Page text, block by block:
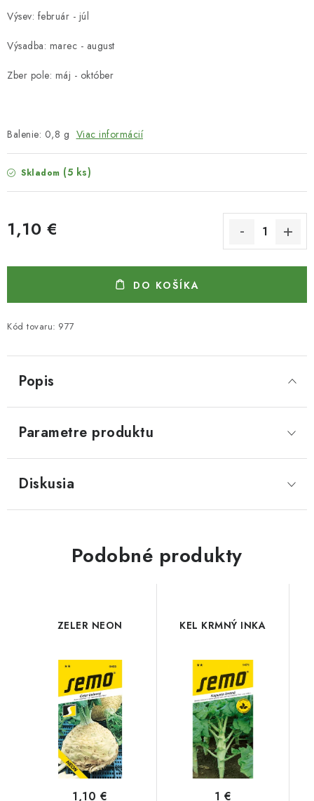
Výsev: február - júl
Výsadba: marec - august
Zber pole: máj - október
Balenie: 0,8 g Viac informácií
Skladom (5 ks)
1,10 €
DO KOŠÍKA
Kód tovaru: 977
Popis
Parametre produktu
Diskusia
Podobné produkty
ZELER NEON
1,10 €
KEL KRMNÝ INKA
1 €